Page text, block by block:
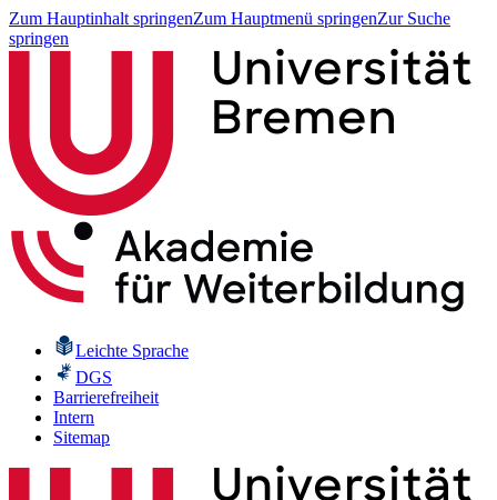
Zum Hauptinhalt springenZum Hauptmenü springenZur Suche
springen
Leichte Sprache
DGS
Barrierefreiheit
Intern
Sitemap